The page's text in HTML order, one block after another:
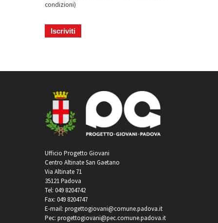
condizioni)
Ufficio Progetto Giovani
Centro Altinate San Gaetano
Via Altinate 71
35121 Padova
Tel: 049 8204742
Fax: 049 8204747
E-mail: progettogiovani@comune.padova.it
Pec: progettogiovani@pec.comune.padova.it